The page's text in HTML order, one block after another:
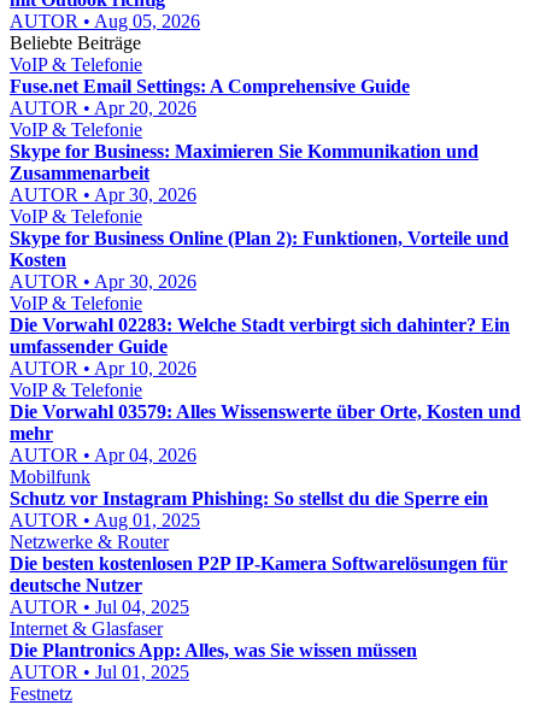
AUTOR • Aug 05, 2026
Beliebte Beiträge
VoIP & Telefonie
Fuse.net Email Settings: A Comprehensive Guide
AUTOR • Apr 20, 2026
VoIP & Telefonie
Skype for Business: Maximieren Sie Kommunikation und
Zusammenarbeit
AUTOR • Apr 30, 2026
VoIP & Telefonie
Skype for Business Online (Plan 2): Funktionen, Vorteile und
Kosten
AUTOR • Apr 30, 2026
VoIP & Telefonie
Die Vorwahl 02283: Welche Stadt verbirgt sich dahinter? Ein
umfassender Guide
AUTOR • Apr 10, 2026
VoIP & Telefonie
Die Vorwahl 03579: Alles Wissenswerte über Orte, Kosten und
mehr
AUTOR • Apr 04, 2026
Mobilfunk
Schutz vor Instagram Phishing: So stellst du die Sperre ein
AUTOR • Aug 01, 2025
Netzwerke & Router
Die besten kostenlosen P2P IP-Kamera Softwarelösungen für
deutsche Nutzer
AUTOR • Jul 04, 2025
Internet & Glasfaser
Die Plantronics App: Alles, was Sie wissen müssen
AUTOR • Jul 01, 2025
Festnetz